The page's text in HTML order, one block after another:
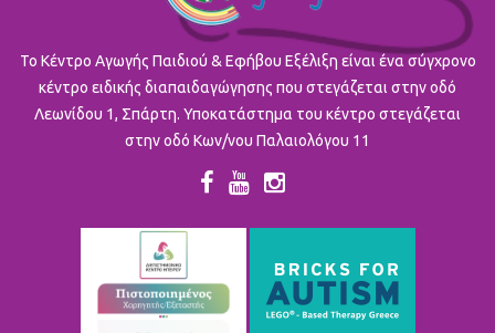
To Κέντρο Αγωγής Παιδιού & Εφήβου Εξέλιξη είναι ένα σύγχρονο
κέντρο ειδικής διαπαιδαγώγησης που στεγάζεται στην οδό
Λεωνίδου 1, Σπάρτη. Υποκατάστημα του κέντρο στεγάζεται
στην οδό Κων/νου Παλαιολόγου 11